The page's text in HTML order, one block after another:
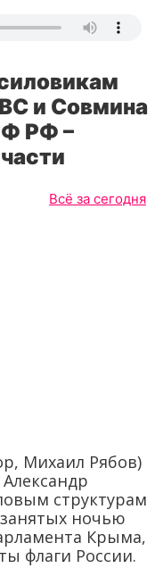
и Совмина
РФ –
Всё за сегодня
Михаил Рябов)
структурам
ночью
Крыма,
флаги России.